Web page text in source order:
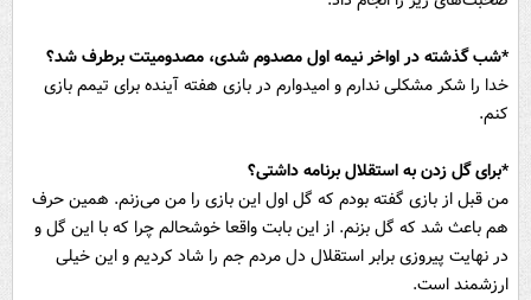
*شب گذشته در اواخر نیمه اول مصدوم شدی، مصدومیتت برطرف شد؟
خدا را شکر مشکلی ندارم و امیدوارم در بازی هفته آینده برای تیمم بازی
کنم.
*برای گل زدن به استقلال برنامه داشتی؟
من قبل از بازی گفته بودم که گل اول این بازی را من می‌زنم. همین حرف
هم باعث شد که گل بزنم. از این بابت واقعا خوشحالم چرا که با این گل و
در نهایت پیروزی برابر استقلال دل مردم جم را شاد کردیم و این خیلی
ارزشمند است.